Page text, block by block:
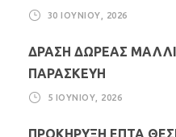
30 ΙΟΥΝΊΟΥ, 2026
ΔΡΑΣΗ ΔΩΡΕΑΣ
ΠΑΡΑΣΚΕΥΗ
5 ΙΟΥΝΊΟΥ, 2026